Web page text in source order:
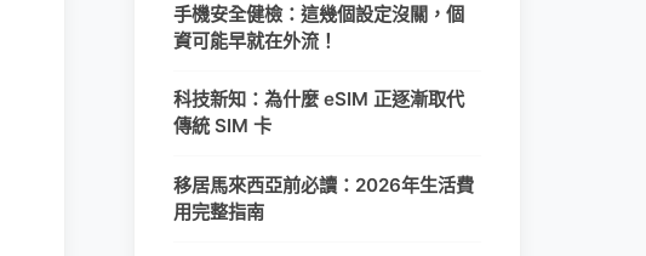
手機安全健檢：這幾個設定沒關，個
資可能早就在外流！
科技新知：為什麼 eSIM 正逐漸取代
傳統 SIM 卡
移居馬來西亞前必讀：2026年生活費
用完整指南